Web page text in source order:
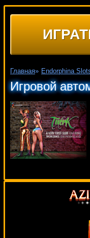
Главная» Endorphina
Игровой